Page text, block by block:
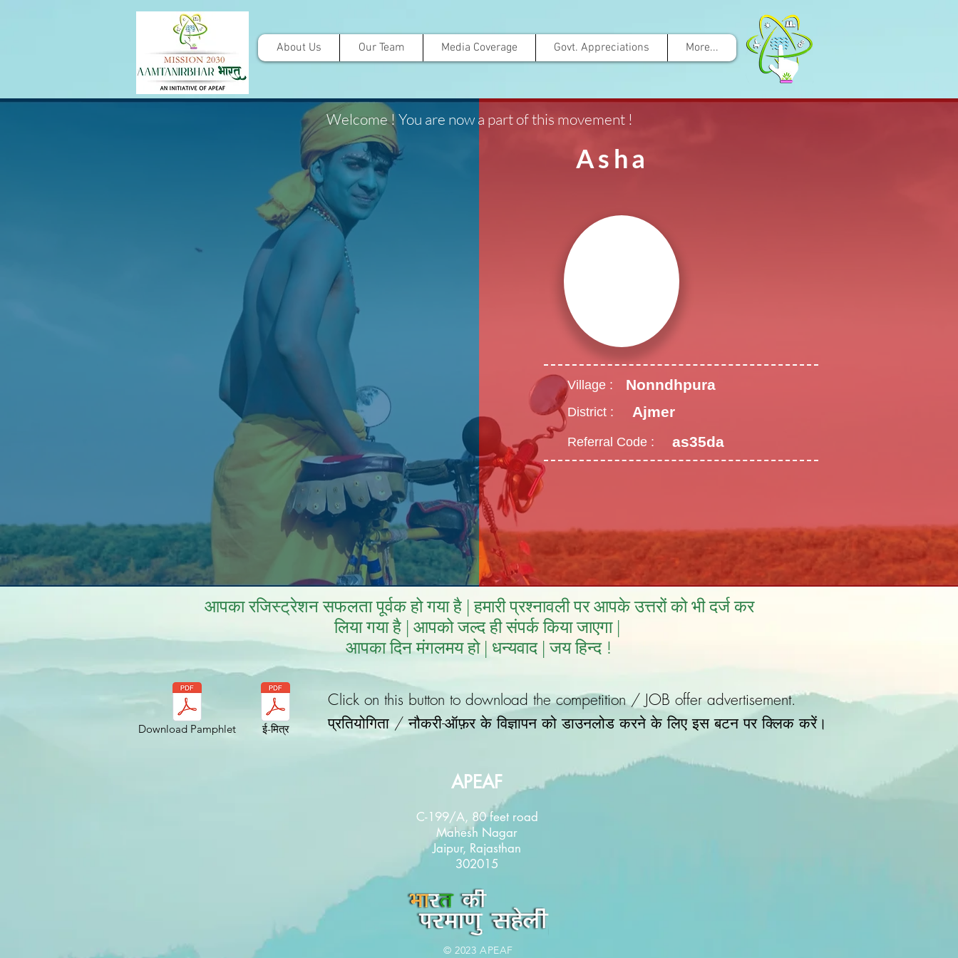
About Us Our Team Media Coverage Govt. Appreciations More...
Asha
Village : Nonndhpura
District : Ajmer
Referral Code : as35da
Welcome ! You are now a part of this movement !
आपका रजिस्ट्रेशन सफलता पूर्वक हो गया है | हमारी प्रश्नावली पर आपके उत्तरों को भी दर्ज कर
लिया गया है | आपको जल्द ही संपर्क किया जाएगा |
आपका दिन मंगलमय हो | धन्यवाद | जय हिन्द !
Download Pamphlet ई-मित्र
Click on this button to download the competition / JOB offer advertisement.
प्रतियोगिता / नौकरी-ऑफ़र के विज्ञापन को डाउनलोड करने के लिए इस बटन पर क्लिक करें।
APEAF
C-199/A, 80 feet road
Mahesh Nagar
Jaipur, Rajasthan
302015
© 2023 APEAF